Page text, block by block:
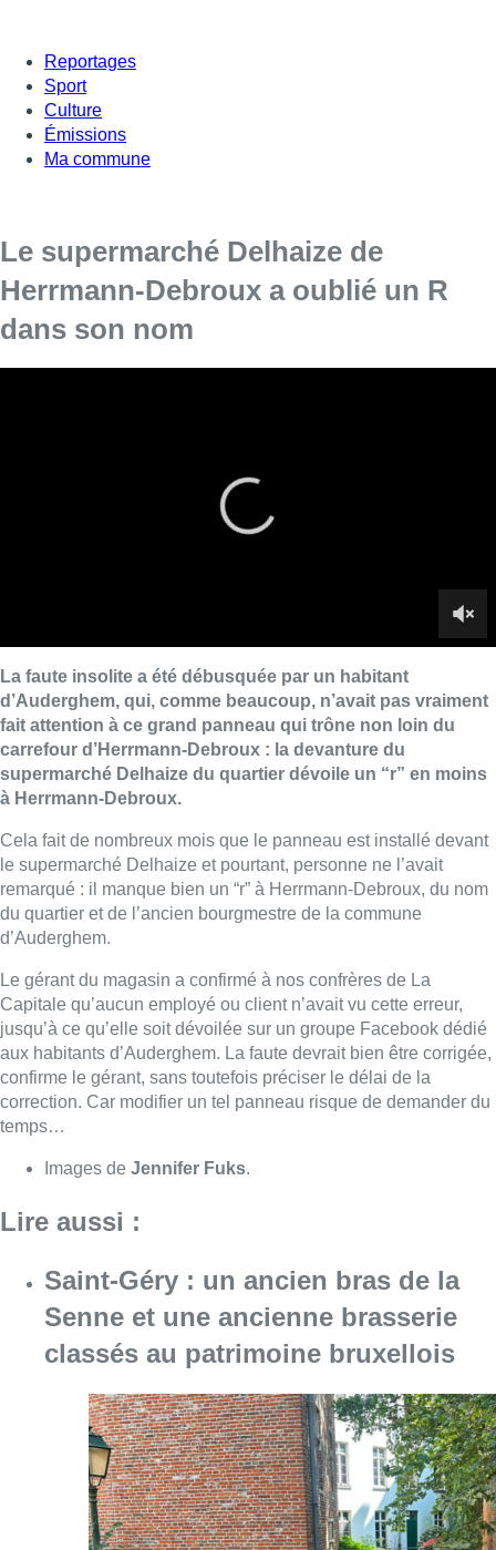
Reportages
Sport
Culture
Émissions
Ma commune
Le supermarché Delhaize de
Herrmann-Debroux a oublié un R
dans son nom
supermarché Delhaize du quartier dévoile un “r” en moins
remarqué : il manque bien un “r” à Herrmann-Debroux, du nom
Le gérant du magasin a confirmé à nos confrères de La
Capitale qu’aucun employé ou client n’avait vu cette erreur,
jusqu’à ce qu’elle soit dévoilée sur un groupe Facebook dédié
aux habitants d’Auderghem. La faute devrait bien être corrigée,
confirme le gérant, sans toutefois préciser le délai de la
correction. Car modifier un tel panneau risque de demander du
temps…
Images deJennifer Fuks.
Lire aussi :
Saint-Géry : un ancien bras de la
Senne et une ancienne brasserie
classés au patrimoine bruxellois
06 août 2026Consulter l'article "Saint-Géry : un ancien
La police lance un avis de